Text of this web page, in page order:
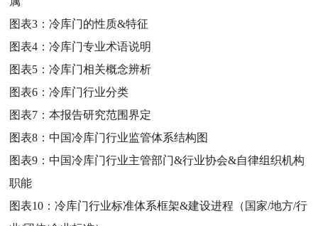
图表3：冷库门的性质&特征
图表4：冷库门专业术语说明
图表5：冷库门相关概念辨析
图表6：冷库门行业分类
图表7：本报告研究范围界定
图表8：中国冷库门行业监管体系结构图
图表9：中国冷库门行业主管部门&行业协会&自律组织机构
职能
图表10：冷库门行业标准体系框架&建设进程（国家/地方/行